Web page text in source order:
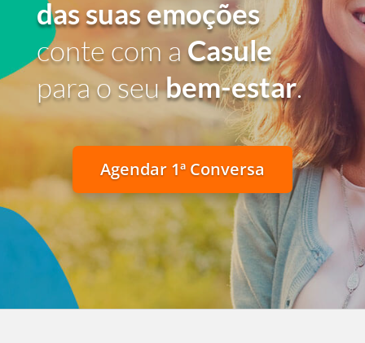
das suas emoções
conte com a Casule
para o seubem-estar.
Agendar 1ª Conversa